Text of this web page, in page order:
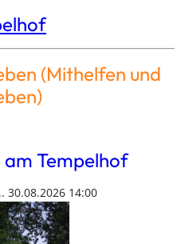
(Mithelfen und
Tempelhof
30.08.2026 14:00